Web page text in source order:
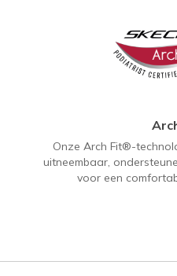
Onze Arch Fit®-
uitneembaar,
voor een